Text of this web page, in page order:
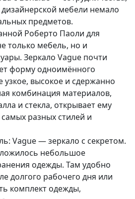
мебели немало
предметов.
Роберто Паоли для
только мебель, но и
Зеркало Vague почти
форму одноимённого
узкое, высокое и сдержанно
комбинация материалов,
и стекла, открывает ему
разных стилей и
Vague — зеркало с секретом.
небольшое
одежды. Там удобно
долгого рабочего дня или
комплект одежды,